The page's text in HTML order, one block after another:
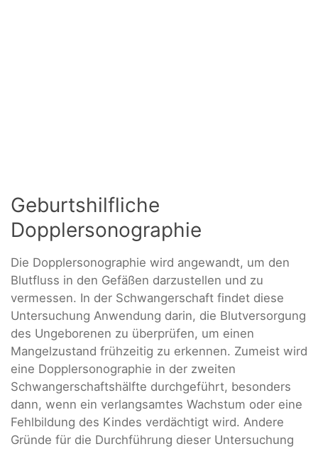
Geburtshilfliche
Dopplersonographie
Die Dopplersonographie wird angewandt, um den
Blutfluss in den Gefäßen darzustellen und zu
vermessen. In der Schwangerschaft findet diese
Untersuchung Anwendung darin, die Blutversorgung
des Ungeborenen zu überprüfen, um einen
Mangelzustand frühzeitig zu erkennen. Zumeist wird
eine Dopplersonographie in der zweiten
Schwangerschaftshälfte durchgeführt, besonders
dann, wenn ein verlangsamtes Wachstum oder eine
Fehlbildung des Kindes verdächtigt wird. Andere
Gründe für die Durchführung dieser Untersuchung